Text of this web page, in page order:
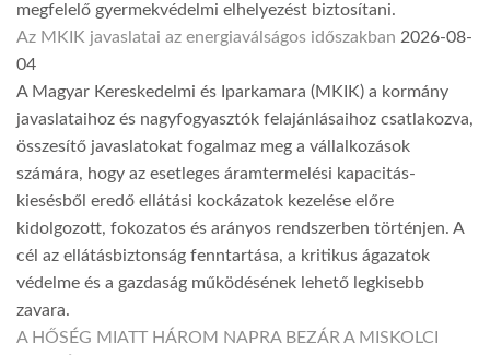
megfelelő gyermekvédelmi elhelyezést biztosítani.
Az MKIK javaslatai az energiaválságos időszakban 2026-08-
04
A Magyar Kereskedelmi és Iparkamara (MKIK) a kormány
javaslataihoz és nagyfogyasztók felajánlásaihoz csatlakozva,
összesítő javaslatokat fogalmaz meg a vállalkozások
számára, hogy az esetleges áramtermelési kapacitás-
kiesésből eredő ellátási kockázatok kezelése előre
kidolgozott, fokozatos és arányos rendszerben történjen. A
cél az ellátásbiztonság fenntartása, a kritikus ágazatok
védelme és a gazdaság működésének lehető legkisebb
zavara.
A HŐSÉG MIATT HÁROM NAPRA BEZÁR A MISKOLCI